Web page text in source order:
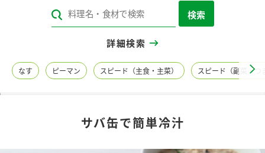
レシピカテゴリ一覧
レシピ名特集
検索
詳細検索
なす ピーマン スピード（主食・主菜） スピード（副菜・つ
サバ缶で簡単冷汁